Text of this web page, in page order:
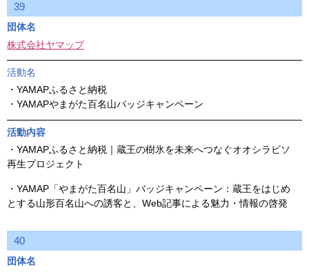
39
団体名
株式会社ヤマップ
活動名
・YAMAPふるさと納税
・YAMAPやまがた百名山バッジキャンペーン
活動内容
・YAMAPふるさと納税｜蔵王の樹氷を未来へつなぐオオシラビソ
再生プロジェクト
・YAMAP「やまがた百名山」バッジキャンペーン：蔵王をはじめ
とする山形百名山への誘客と、Web記事による魅力・情報の啓発
40
団体名